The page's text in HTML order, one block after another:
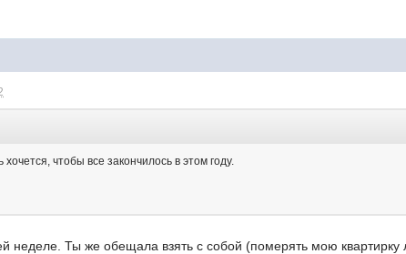
чтобы все закончилось в этом году.
Ты же обещала взять с собой (померять мою квартирку